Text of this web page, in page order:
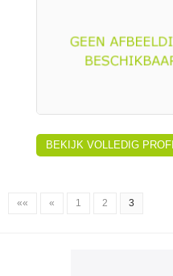
BEKIJK VOLLEDIG
«« « 1 2 3